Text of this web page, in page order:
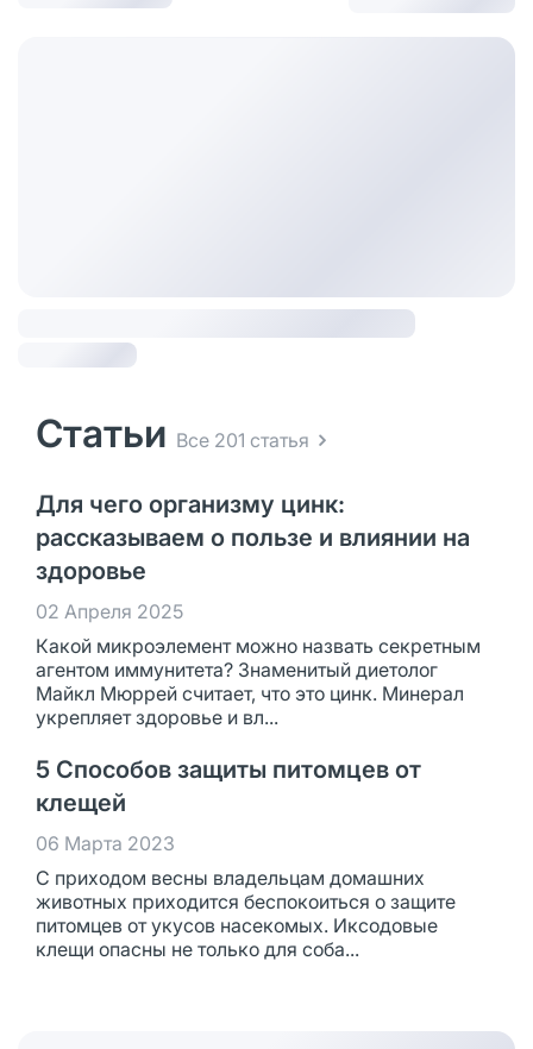
Статьи Все 201 статья
Для чего организму цинк:
рассказываем о пользе и влиянии на
здоровье
02 Апреля 2025
Какой микроэлемент можно назвать секретным
агентом иммунитета? Знаменитый диетолог
Майкл Мюррей считает, что это цинк. Минерал
укрепляет здоровье и вл...
5 Способов защиты питомцев от
клещей
06 Марта 2023
С приходом весны владельцам домашних
животных приходится беспокоиться о защите
питомцев от укусов насекомых. Иксодовые
клещи опасны не только для соба...